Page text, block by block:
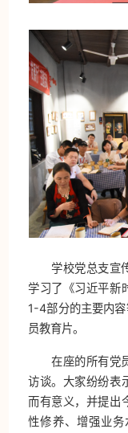
学校党总支宣
学习了《习近平新
1-4部分的主要内
员教育片。
在座的所有党
访谈。大家纷纷表
而有意义，并提出
性修养、增强业